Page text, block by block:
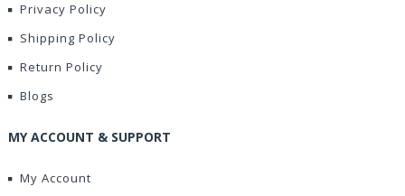
Privacy Policy
Shipping Policy
Return Policy
Blogs
MY ACCOUNT & SUPPORT
My Account